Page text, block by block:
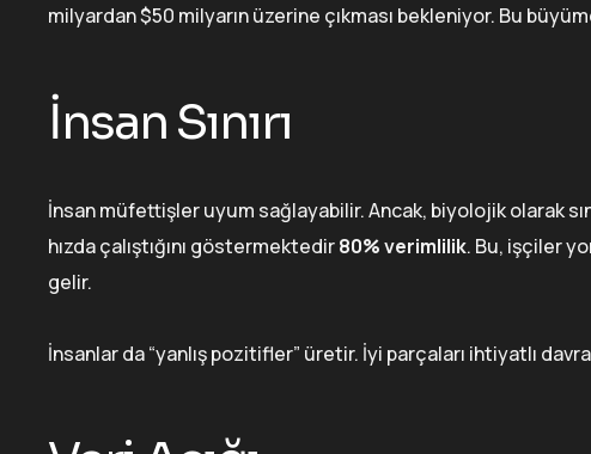
milyardan $50 milyarın üzerine çıkması bekleniyor. Bu
İnsan Sınırı
İnsan müfettişler uyum sağlayabilir. Ancak, biyolojik olarak
hızda çalıştığını göstermektedir80% verimlilik. Bu, işçiler
gelir.
İnsanlar da “yanlış pozitifler” üretir. İyi parçaları ihtiyatlı